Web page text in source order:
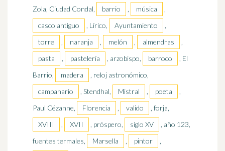
Zola, Ciudad Condal,
barrio , música
,
casco antiguo
, Lírico, Ayuntamiento
,
torre
, naranja , melón , almendras
,
pasta
, pastelería , arzobispo, barroco
, El
Barrio,
madera
, reloj astronómico,
campanario
, Stendhal, Mistral , poeta
,
Paul Cézanne,
Florencia , valido
, forja,
XVIII
, XVII , próspero, siglo XV
, año 123,
fuentes termales,
Marsella , pintor
,